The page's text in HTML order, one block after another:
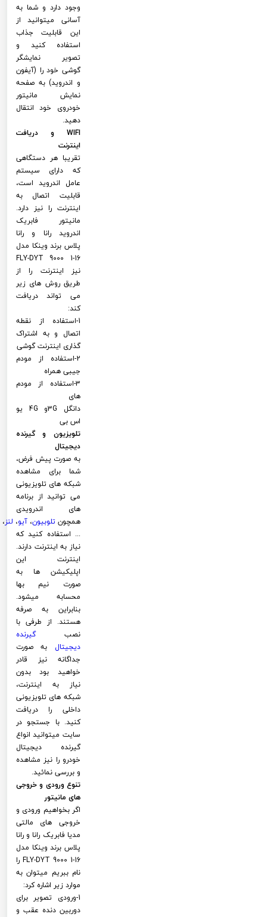
وجود دارد و شما به
آسانی میتوانید از
این قابلیت جذاب
استفاده کنید و
تصویر نمایشگر
گوشی خود را (آیفون
و اندروید) به صفحه
نمایش مانیتور
خودروی خود انتقال
دهید.
WIFI و دریافت
اینترنت
تقریبا هر دستگاهی
که دارای سیستم
عامل اندروید است،
قابلیت اتصال به
اینترنت را نیز دارد.
مانیتور فابریک
اندروید رانا و رانا
پلاس برند وینکا مدل
FLY-DYT 9000 1-16
نیز اینترنت را از
طریق روش های زیر
می تواند دریافت
کند:
1-استفاده از نقطه
اتصال و به اشتراک
گذاری اینترنت گوشی
2-استفاده از مودم
جیبی همراه
3-استفاده از مودم
های
دانگل 3Gو 4G یو
اس بی
تلویزیون و گیرنده
دیجیتال
به صورت پیش فرض،
شما برای مشاهده
شبکه های تلویزیونی
می توانید از برنامه
های اندرویدی
همچون تلوبیون، آیو، لنز،
... استفاده کنید که
نیاز به اینترنت دارند.
اینترنت این
اپلیکیشن ها به
صورت نیم بها
محسابه میشود.
بنابراین به صرفه
هستند. از طرفی با
نصبگیرنده
دیجیتال به صورت
جداگانه نیز قادر
خواهید بود بدون
نیاز به اینترنت،
شبکه های تلویزیونی
داخلی را دریافت
کنید. با جستجو در
سایت میتوانید انواع
گیرنده دیجیتال
خودرو را نیز مشاهده
و بررسی نمائید.
تنوع ورودی و خروجی
های مانیتور
اگر بخواهیم ورودی و
خروجی های مالتی
مدیا فابریک رانا و رانا
پلاس برند وینکا مدل
FLY-DYT 9000 1-16 را
نام ببریم میتوان به
موارد زیر اشاره کرد:
1-ورودی تصویر برای
دوربین دنده عقب و